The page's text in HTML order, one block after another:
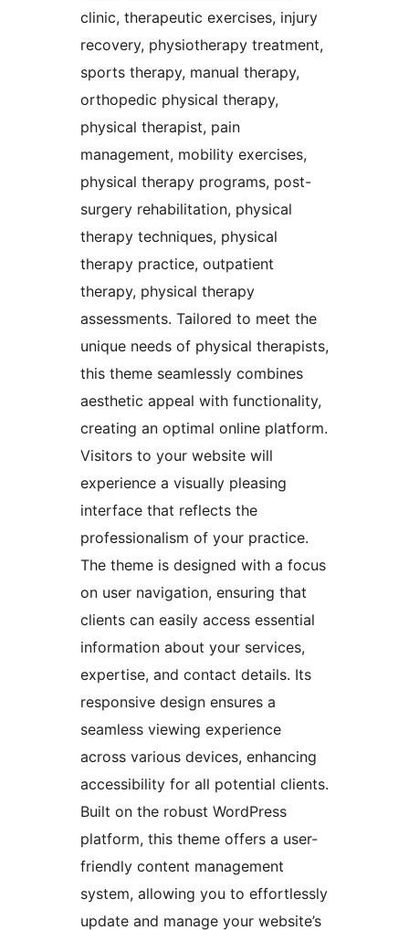
clinic, therapeutic exercises, injury
recovery, physiotherapy treatment,
sports therapy, manual therapy,
orthopedic physical therapy,
physical therapist, pain
management, mobility exercises,
physical therapy programs, post-
surgery rehabilitation, physical
therapy techniques, physical
therapy practice, outpatient
therapy, physical therapy
assessments. Tailored to meet the
unique needs of physical therapists,
this theme seamlessly combines
aesthetic appeal with functionality,
creating an optimal online platform.
Visitors to your website will
experience a visually pleasing
interface that reflects the
professionalism of your practice.
The theme is designed with a focus
on user navigation, ensuring that
clients can easily access essential
information about your services,
expertise, and contact details. Its
responsive design ensures a
seamless viewing experience
across various devices, enhancing
accessibility for all potential clients.
Built on the robust WordPress
platform, this theme offers a user-
friendly content management
system, allowing you to effortlessly
update and manage your website’s